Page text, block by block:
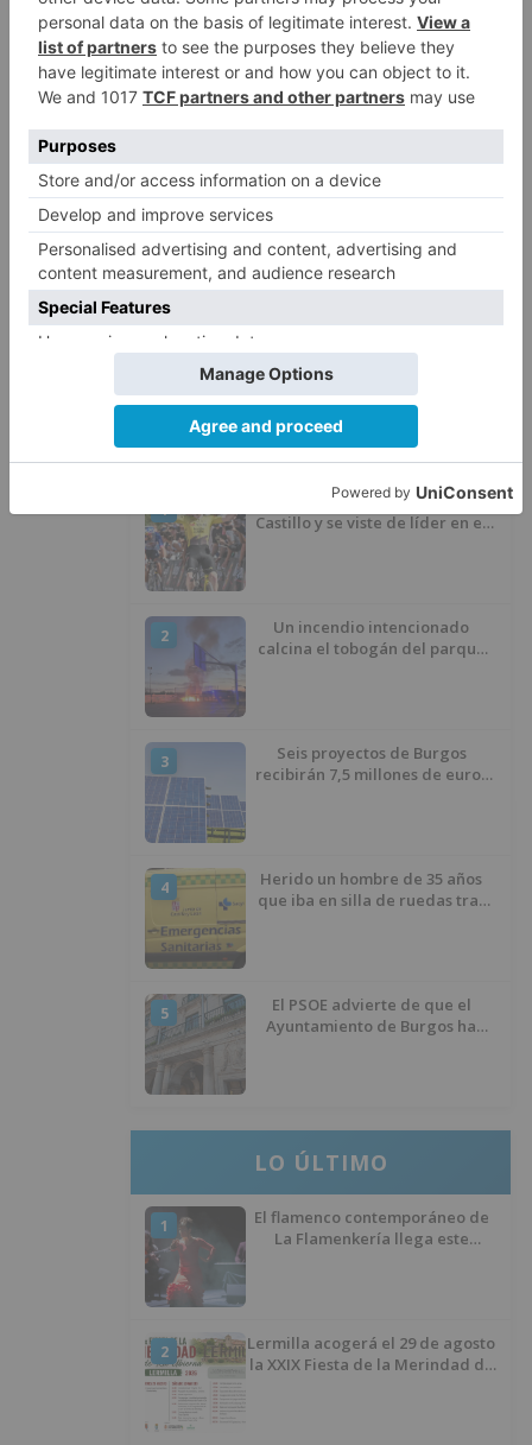
Por su parte, la concejala de Personal, Carolina
Blasco se ha mostrado sorprendida por el hecho
de que los grupos de la Oposición presenten el
viernes esta proposición y les ha reprochado
que no se interesen por llegar a acuerdos en
temas como la refinanciación de la deuda del
Consorcio o los Presupuestos.
oposición frente común impulsar
cambio
calles cumplir ley
LO + VISTO
1
Matthew Brennan conquista el
Castillo y se viste de líder en el
2
Un incendio intencionado
calcina el tobogán del parque
3
Seis proyectos de Burgos
recibirán 7,5 millones de euros
4
Herido un hombre de 35 años
que iba en silla de ruedas tras
5
El PSOE advierte de que el
Ayuntamiento de Burgos ha
LO ÚLTIMO
1
El flamenco contemporáneo de
La Flamenkería llega este
2
Lermilla acogerá el 29 de agosto
la XXIX Fiesta de la Merindad de